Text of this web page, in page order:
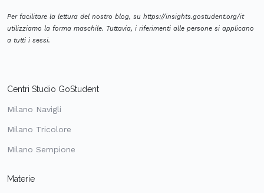
Per facilitare la lettura del nostro blog, su https://insights.gostudent.org/it
utilizziamo la forma maschile. Tuttavia, i riferimenti alle persone si applicano
a tutti i sessi.
Centri Studio GoStudent
Milano Navigli
Milano Tricolore
Milano Sempione
Materie